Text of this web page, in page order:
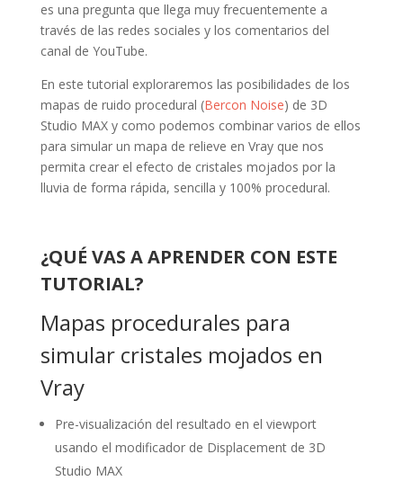
es una pregunta que llega muy frecuentemente a
través de las redes sociales y los comentarios del
canal de YouTube.
En este tutorial exploraremos las posibilidades de los
mapas de ruido procedural (Bercon Noise) de 3D
Studio MAX y como podemos combinar varios de ellos
para simular un mapa de relieve en Vray que nos
permita crear el efecto de cristales mojados por la
lluvia de forma rápida, sencilla y 100% procedural.
¿QUÉ VAS A APRENDER CON ESTE
TUTORIAL?
Mapas procedurales para
simular cristales mojados en
Vray
Pre-visualización del resultado en el viewport
usando el modificador de Displacement de 3D
Studio MAX